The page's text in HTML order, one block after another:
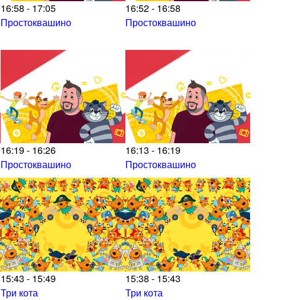
16:58 - 17:05
Простоквашино
16:52 - 16:58
Простоквашино
16:19 - 16:26
Простоквашино
16:13 - 16:19
Простоквашино
15:43 - 15:49
Три кота
15:38 - 15:43
Три кота